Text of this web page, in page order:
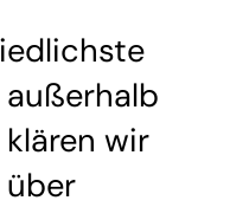
wir